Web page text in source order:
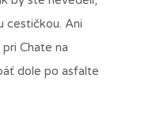
cestičkou. Ani
Chate na
dole po asfalte